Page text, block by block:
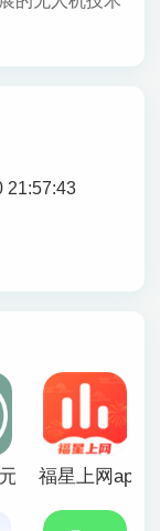
21:57:43
漫画app
福星上网app